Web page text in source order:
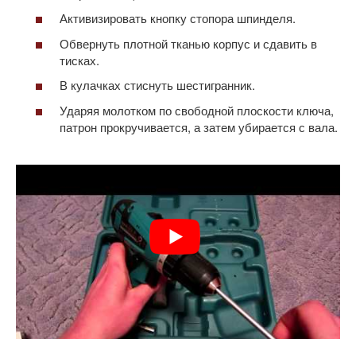
Активизировать кнопку стопора шпинделя.
Обвернуть плотной тканью корпус и сдавить в
тисках.
В кулачках стиснуть шестигранник.
Ударяя молотком по свободной плоскости ключа,
патрон прокручивается, а затем убирается с вала.